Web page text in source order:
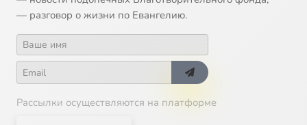
— разговор о жизни по Евангелию.
Рассылки осуществляются на платформе